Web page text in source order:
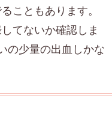
こともあります。
てないか確認しま
の少量の出血しかな